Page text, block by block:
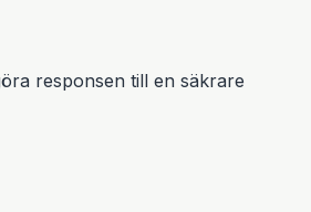
responsen till en säkrare